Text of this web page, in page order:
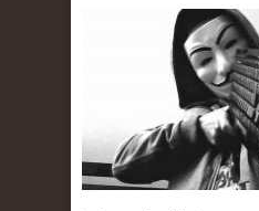
wechatimg1919.jpeg